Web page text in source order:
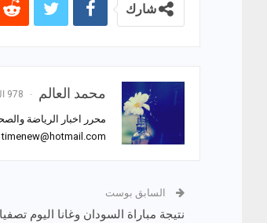
شارك
محمد العالم 978 المشاركات
محرر اخبار الرياضة
timenew@hotmail.com
السابق بوست
نتيجة مباراة السودان وغانا اليوم